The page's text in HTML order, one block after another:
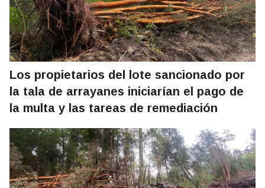
Los propietarios del lote sancionado por
la tala de arrayanes iniciarían el pago de
la multa y las tareas de remediación